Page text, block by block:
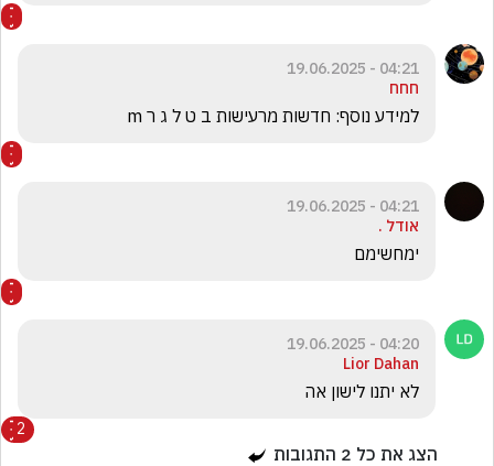
04:21 - 19.06.2025
חחח
למידע נוסף: חדשות מרעישות ב ט ל ג ר m
04:21 - 19.06.2025
אודל .
ימחשימם
04:20 - 19.06.2025
Lior Dahan
לא יתנו לישון אה
2
הצג את כל 2 התגובות